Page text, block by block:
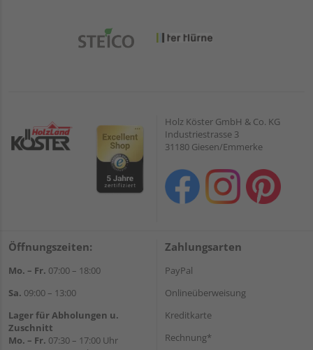
Holz Köster GmbH & Co. KG
Industriestrasse 3
31180 Giesen/Emmerke
Öffnungszeiten:
Mo. – Fr. 07:00 – 18:00
Sa. 09:00 – 13:00
Lager für Abholungen u.
Zuschnitt
Mo. – Fr. 07:30 – 17:00 Uhr
Zahlungsarten
PayPal
Onlineüberweisung
Kreditkarte
Rechnung*